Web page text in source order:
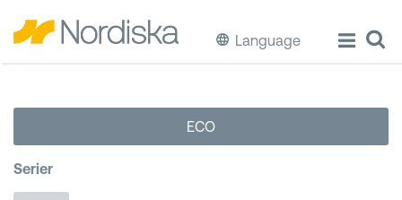
Language
Laga & Förvara matECO
Serier